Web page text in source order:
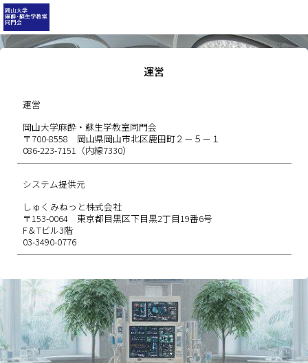
運営
運営
岡山大学麻酔・蘇生学教室同門会
〒700-8558 岡山県岡山市北区鹿田町２－５－１
086-223-7151（内線7330）
システム提供元
しゅくみねっと株式会社
〒153-0064 東京都目黒区下目黒2丁目19番6号
F＆Tビル3階
03-3490-0776